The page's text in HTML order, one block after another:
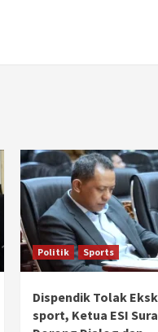
Politik Sports
Dispendik Tolak
sport, Ketua ESI